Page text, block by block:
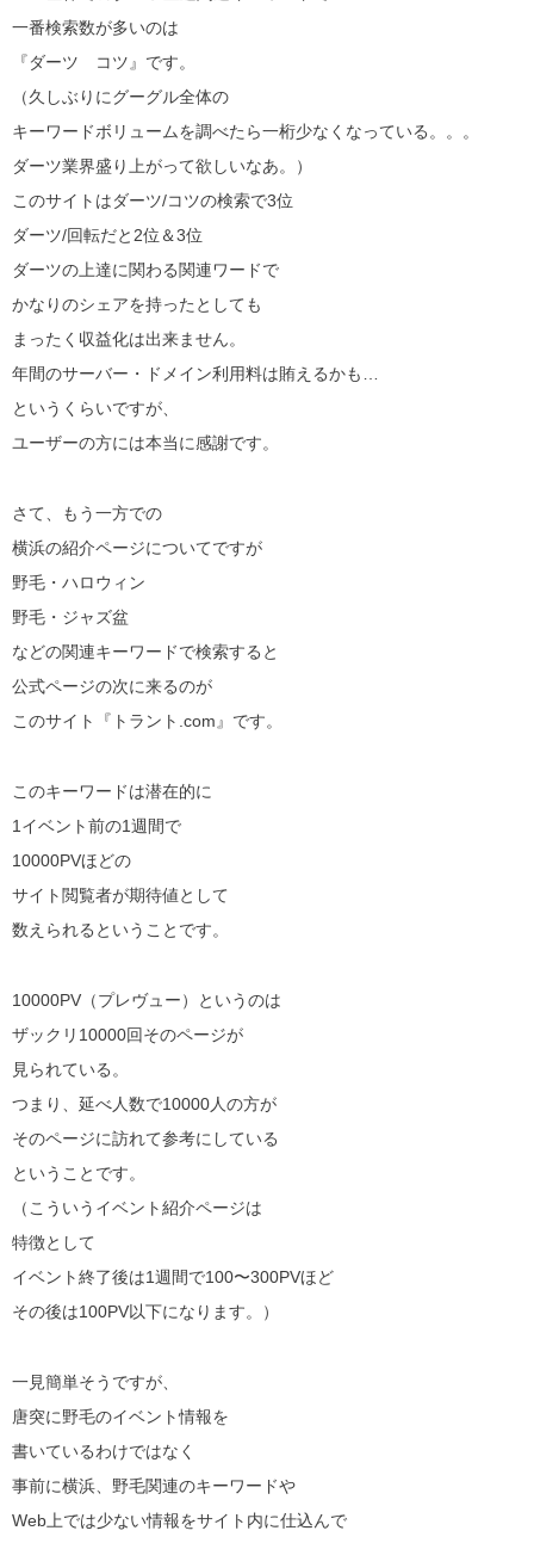
一番検索数が多いのは
『ダーツ コツ』です。
（久しぶりにグーグル全体の
キーワードボリュームを調べたら一桁少なくなっている。。。
ダーツ業界盛り上がって欲しいなあ。）
このサイトはダーツ/コツの検索で3位
ダーツ/回転だと2位＆3位
ダーツの上達に関わる関連ワードで
かなりのシェアを持ったとしても
まったく収益化は出来ません。
年間のサーバー・ドメイン利用料は賄えるかも…
というくらいですが、
ユーザーの方には本当に感謝です。
さて、もう一方での
横浜の紹介ページについてですが
野毛・ハロウィン
野毛・ジャズ盆
などの関連キーワードで検索すると
公式ページの次に来るのが
このサイト『トラント.com』です。
このキーワードは潜在的に
1イベント前の1週間で
10000PVほどの
サイト閲覧者が期待値として
数えられるということです。
10000PV（プレヴュー）というのは
ザックリ10000回そのページが
見られている。
つまり、延べ人数で10000人の方が
そのページに訪れて参考にしている
ということです。
（こういうイベント紹介ページは
特徴として
イベント終了後は1週間で100〜300PVほど
その後は100PV以下になります。）
一見簡単そうですが、
唐突に野毛のイベント情報を
書いているわけではなく
事前に横浜、野毛関連のキーワードや
Web上では少ない情報をサイト内に仕込んで